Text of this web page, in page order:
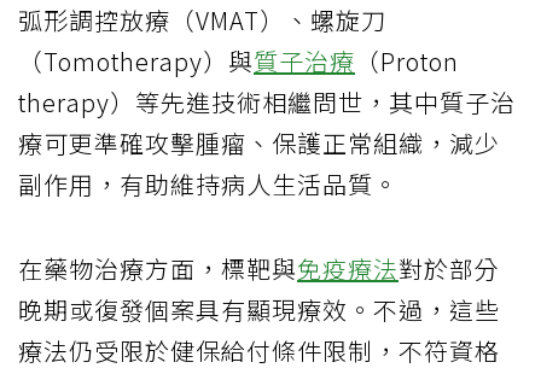
弧形調控放療（VMAT）、螺旋刀
（Tomotherapy）與質子治療 （Proton
therapy）等先進技術相繼問世，其中質子治
療可更準確攻擊腫瘤、保護正常組織，減少
副作用，有助維持病人生活品質。
在藥物治療方面，標靶與免疫療法對於部分
晚期或復發個案具有顯現療效。不過，這些
療法仍受限於健保給付條件限制，不符資格